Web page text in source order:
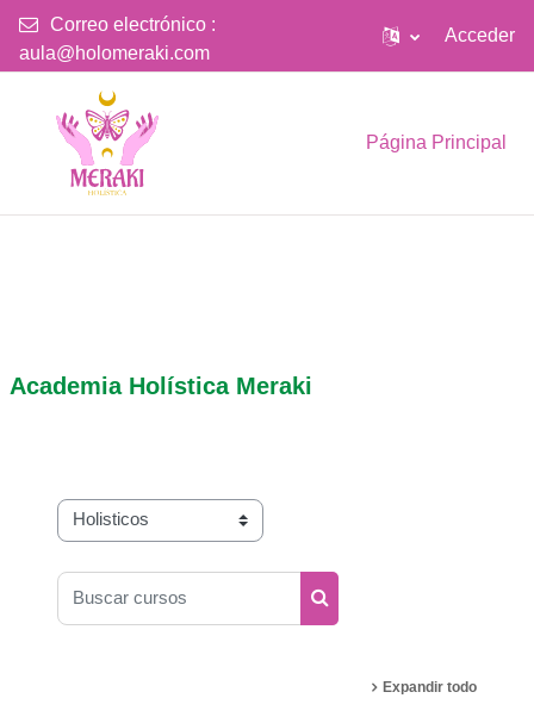
Correo electrónico :
aula@holomeraki.com
Acceder
Página Principal
Academia Holística Meraki
Categorías
Buscar cursos
Buscar cursos
Expandir todo